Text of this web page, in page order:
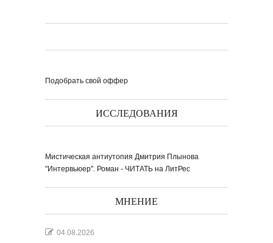
КЛАУЗУРА
Видео о рубриках и авторах Выпуска №
Международного дня детской...
Подобрать свой оффер
ИССЛЕДОВАНИЯ
Мистическая антиутопия Дмитрия Плынова
"Интервьюер". Роман - ЧИТАТЬ на ЛитРес
МНЕНИЕ
04.08.2026